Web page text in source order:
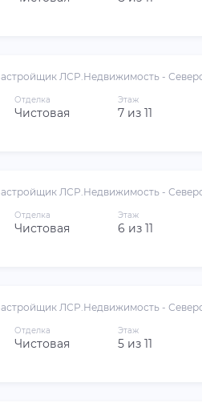
ЛСР.Недвижимость -
Отделка
Чистовая
Этаж
7 из 11
ЛСР.Недвижимость -
Отделка
Чистовая
Этаж
6 из 11
ЛСР.Недвижимость -
Отделка
Чистовая
Этаж
5 из 11